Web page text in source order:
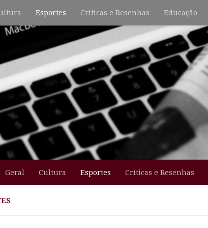
Esportes Críticas e Resenhas Educação
Geral Cultura Esportes Críticas e Resenhas